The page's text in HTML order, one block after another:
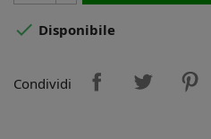
 Disponibile
Condividi